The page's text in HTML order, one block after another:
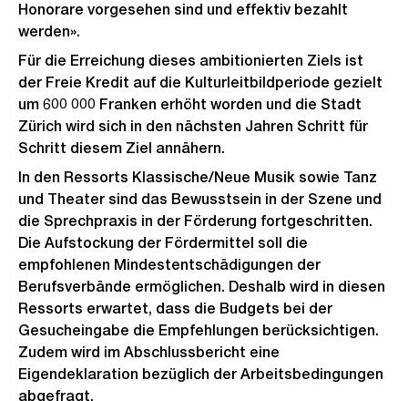
Honorare vorgesehen sind und effektiv bezahlt
werden».
Für die Erreichung dieses ambitionierten Ziels ist
der Freie Kredit auf die Kulturleitbildperiode gezielt
um 600 000 Franken erhöht worden und die Stadt
Zürich wird sich in den nächsten Jahren Schritt für
Schritt diesem Ziel annähern.
In den Ressorts Klassische/Neue Musik sowie Tanz
und Theater sind das Bewusstsein in der Szene und
die Sprechpraxis in der Förderung fortgeschritten.
Die Aufstockung der Fördermittel soll die
empfohlenen Mindestentschädigungen der
Berufsverbände ermöglichen. Deshalb wird in diesen
Ressorts erwartet, dass die Budgets bei der
Gesucheingabe die Empfehlungen berücksichtigen.
Zudem wird im Abschlussbericht eine
Eigendeklaration bezüglich der Arbeitsbedingungen
abgefragt.